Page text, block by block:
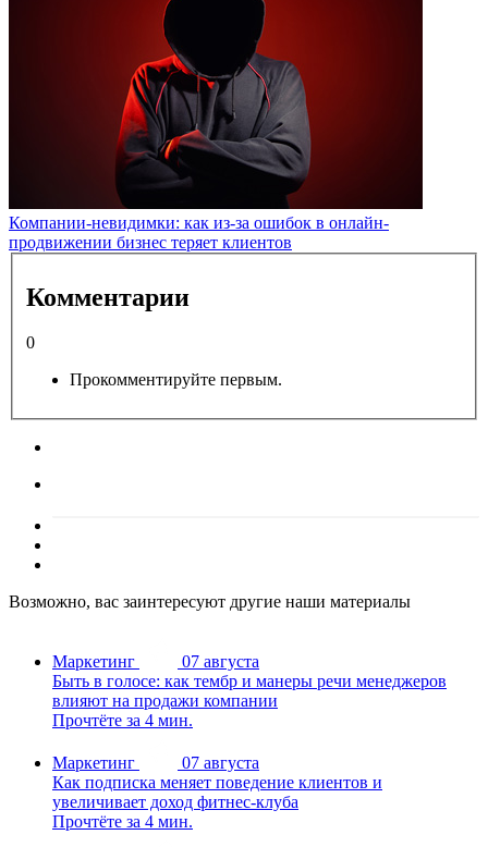
Компании-невидимки: как из-за ошибок в онлайн-
продвижении бизнес теряет клиентов
Комментарии
0
Прокомментируйте первым.
Возможно, вас заинтересуют другие наши материалы
Маркетинг
07 августа
Быть в голосе: как тембр и манеры речи менеджеров
влияют на продажи компании
Прочтёте за 4 мин.
Маркетинг
07 августа
Как подписка меняет поведение клиентов и
увеличивает доход фитнес-клуба
Прочтёте за 4 мин.